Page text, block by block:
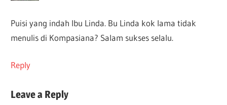
Puisi yang indah Ibu Linda. Bu Linda kok lama tidak
menulis di Kompasiana? Salam sukses selalu.
Reply
Leave a Reply